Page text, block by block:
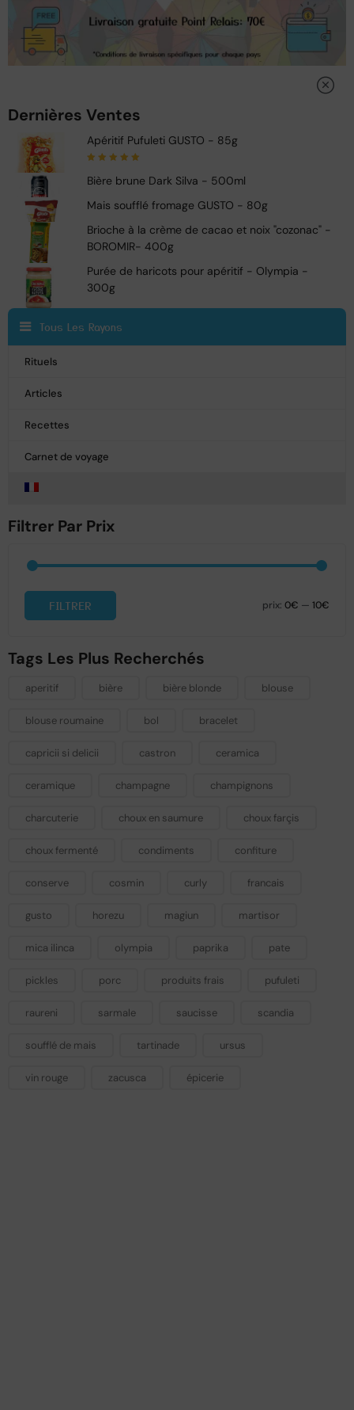
Dernières Ventes
Apéritif Pufuleti GUSTO - 85g
5Bière brune Dark Silva - 500ml
Mais soufflé fromage GUSTO - 80g
Brioche à la crème de cacao et noix "cozonac" -
BOROMIR- 400g
Purée de haricots pour apéritif - Olympia -
300g
Tous Les Rayons
Rituels
Articles
Recettes
Carnet de voyage
Filtrer Par Prix
FILTRER prix: 0€ — 10€
Tags Les Plus Recherchés
aperitif bière bière blonde blouse
blouse roumaine bol bracelet
capricii si delicii castron ceramica
ceramique champagne champignons
charcuterie choux en saumure choux farçis
choux fermenté condiments confiture
conserve cosmin curly francais
gusto horezu magiun martisor
mica ilinca olympia paprika pate
pickles porc produits frais pufuleti
raureni sarmale saucisse scandia
soufflé de mais tartinade ursus
vin rouge zacusca épicerie